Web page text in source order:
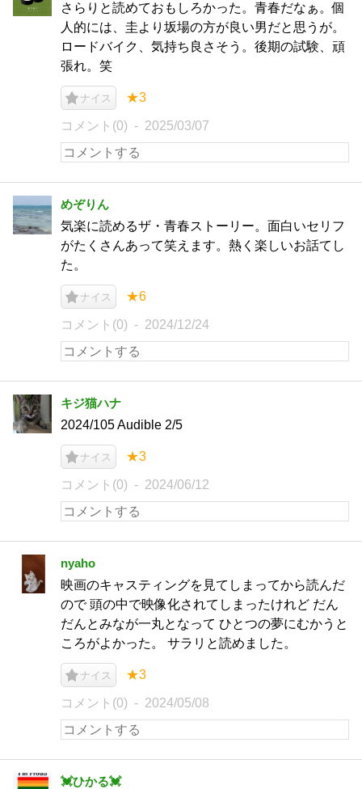
さらりと読めておもしろかった。青春だなぁ。個
人的には、圭より坂場の方が良い男だと思うが。
ロードバイク、気持ち良さそう。後期の試験、頑
張れ。笑
ナイス ★3
コメント(0) 2025/03/07
めぞりん
気楽に読めるザ・青春ストーリー。面白いセリフ
がたくさんあって笑えます。熱く楽しいお話てし
た。
ナイス ★6
コメント(0) 2024/12/24
キジ猫ハナ
2024/105 Audible 2/5
ナイス ★3
コメント(0) 2024/06/12
nyaho
映画のキャスティングを見てしまってから読んだ
ので 頭の中で映像化されてしまったけれど だん
だんとみなが一丸となって ひとつの夢にむかうと
ころがよかった。 サラリと読めました。
ナイス ★3
コメント(0) 2024/05/08
︎💓ひかる💓